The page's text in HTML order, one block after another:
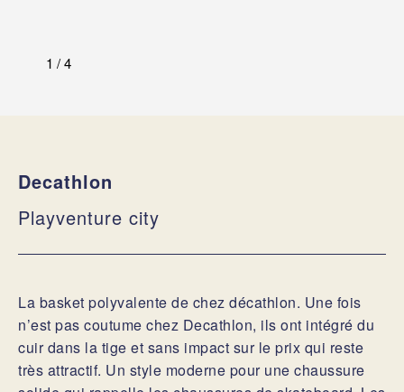
1 /4
Decathlon
Playventure city
La basket polyvalente de chez décathlon. Une fois
n’est pas coutume chez Decathlon, ils ont intégré du
cuir dans la tige et sans impact sur le prix qui reste
très attractif. Un style moderne pour une chaussure